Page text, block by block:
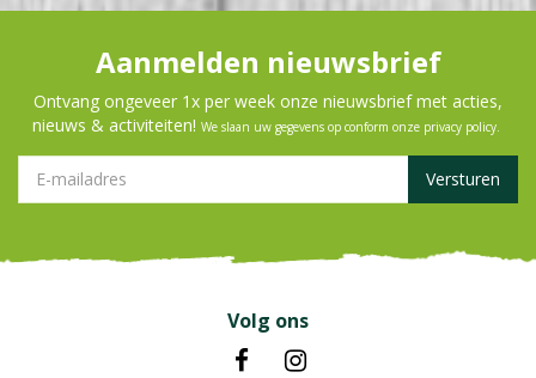
Aanmelden nieuwsbrief
Ontvang ongeveer 1x per week onze nieuwsbrief met acties,
nieuws & activiteiten! We slaan uw gegevens op conform onze privacy policy.
Volg ons